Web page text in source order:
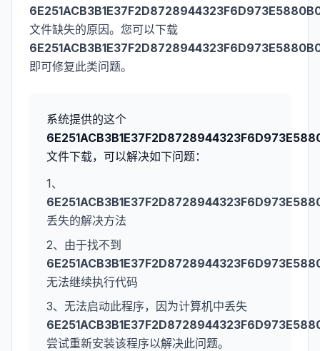
文件缺失的原因。您可以下载
即可修复此类问题。
系统提供的这个
文件下载，可以解决如下问题：
1、
丢失的解决方法
2、由于找不到
无法继续执行代码
3、无法启动此程序，因为计算机中丢失
尝试重新安装该程序以解决此问题。